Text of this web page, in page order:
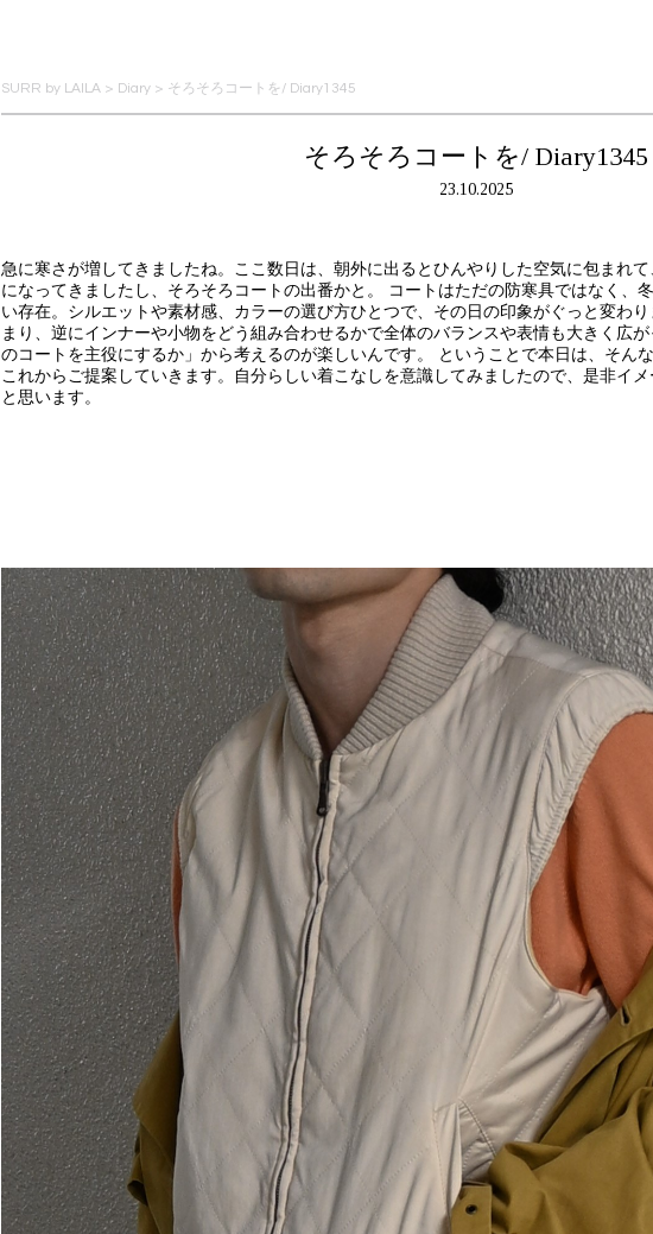
SURR by LAILA > Diary > そろそろコートを/ Diary1345
そろそろコートを/ Diary1345
23.10.2025
急に寒さが増してきましたね。ここ数日は、朝外に出るとひんやりした空気に包まれ
になってきましたし、そろそろコートの出番かと。 コートはただの防寒具ではなく、
い存在。シルエットや素材感、カラーの選び方ひとつで、その日の印象がぐっと変わ
まり、逆にインナーや小物をどう組み合わせるかで全体のバランスや表情も大きく広
のコートを主役にするか」から考えるのが楽しいんです。 ということで本日は、そん
これからご提案していきます。自分らしい着こなしを意識してみましたので、是非イ
と思います。